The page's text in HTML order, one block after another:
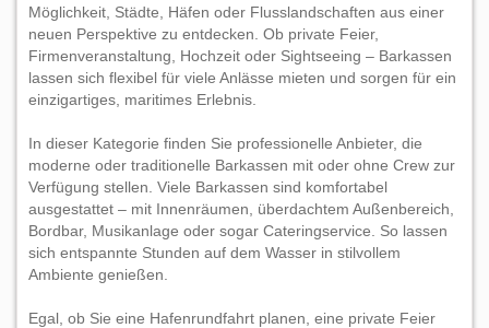
Möglichkeit, Städte, Häfen oder Flusslandschaften aus einer
neuen Perspektive zu entdecken. Ob private Feier,
Firmenveranstaltung, Hochzeit oder Sightseeing – Barkassen
lassen sich flexibel für viele Anlässe mieten und sorgen für ein
einzigartiges, maritimes Erlebnis.
In dieser Kategorie finden Sie professionelle Anbieter, die
moderne oder traditionelle Barkassen mit oder ohne Crew zur
Verfügung stellen. Viele Barkassen sind komfortabel
ausgestattet – mit Innenräumen, überdachtem Außenbereich,
Bordbar, Musikanlage oder sogar Cateringservice. So lassen
sich entspannte Stunden auf dem Wasser in stilvollem
Ambiente genießen.
Egal, ob Sie eine Hafenrundfahrt planen, eine private Feier